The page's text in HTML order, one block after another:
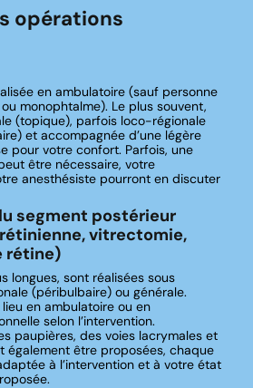
opérations
en ambulatoire (sauf personne
monophtalme). Le plus souvent,
(topique), parfois loco-régionale
et accompagnée d’une légère
pour votre confort. Parfois, une
être nécessaire, votre
anesthésiste pourront en discuter
segment postérieur
vitrectomie,
rétine)
longues, sont réalisées sous
(péribulbaire) ou générale.
en ambulatoire ou en
selon l’intervention.
paupières, des voies lacrymales et
également être proposées, chaque
à l’intervention et à votre état